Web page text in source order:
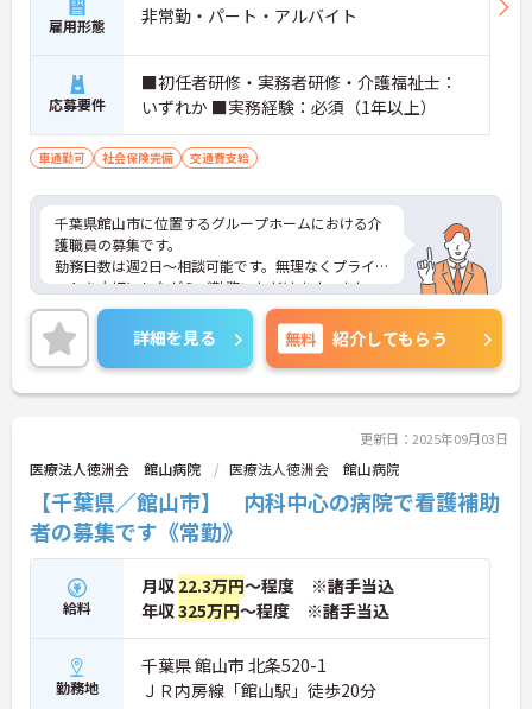
雇用形態 非常勤・パート・アルバイト
応募要件
■初任者研修・実務者研修・介護福祉士：
いずれか ■実務経験：必須（1年以上）
車通勤可 社会保険完備 交通費支給
千葉県館山市に位置するグループホームにおける介
護職員の募集です。
勤務日数は週2日～相談可能です。無理なくプライベ
ートを大切にしながらご勤務いただけます。また、
昇給制度があり、頑張りがきちんと評価される職場
です。
ご興味のある方には、面接対策ポイントなど、さら
に詳細をご案内しますのでお気軽にご相談くださ
い！
詳細を見る 無料 紹介してもらう
更新日：2025年09月03日
医療法人徳洲会 館山病院 医療法人徳洲会 館山病院
【千葉県／館山市】 内科中心の病院で看護補助
者の募集です《常勤》
給料
月収 22.3万円～程度 ※諸手当込
年収325万円～程度 ※諸手当込
勤務地
千葉県 館山市 北条520-1
ＪＲ内房線「館山駅」徒歩20分